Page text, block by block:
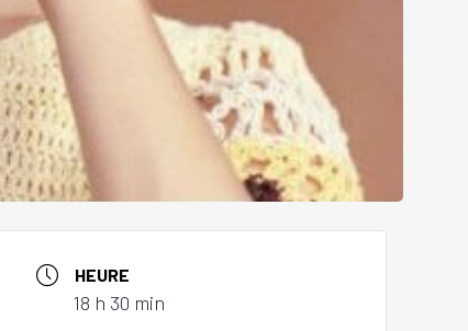
HEURE
18 h 30 min